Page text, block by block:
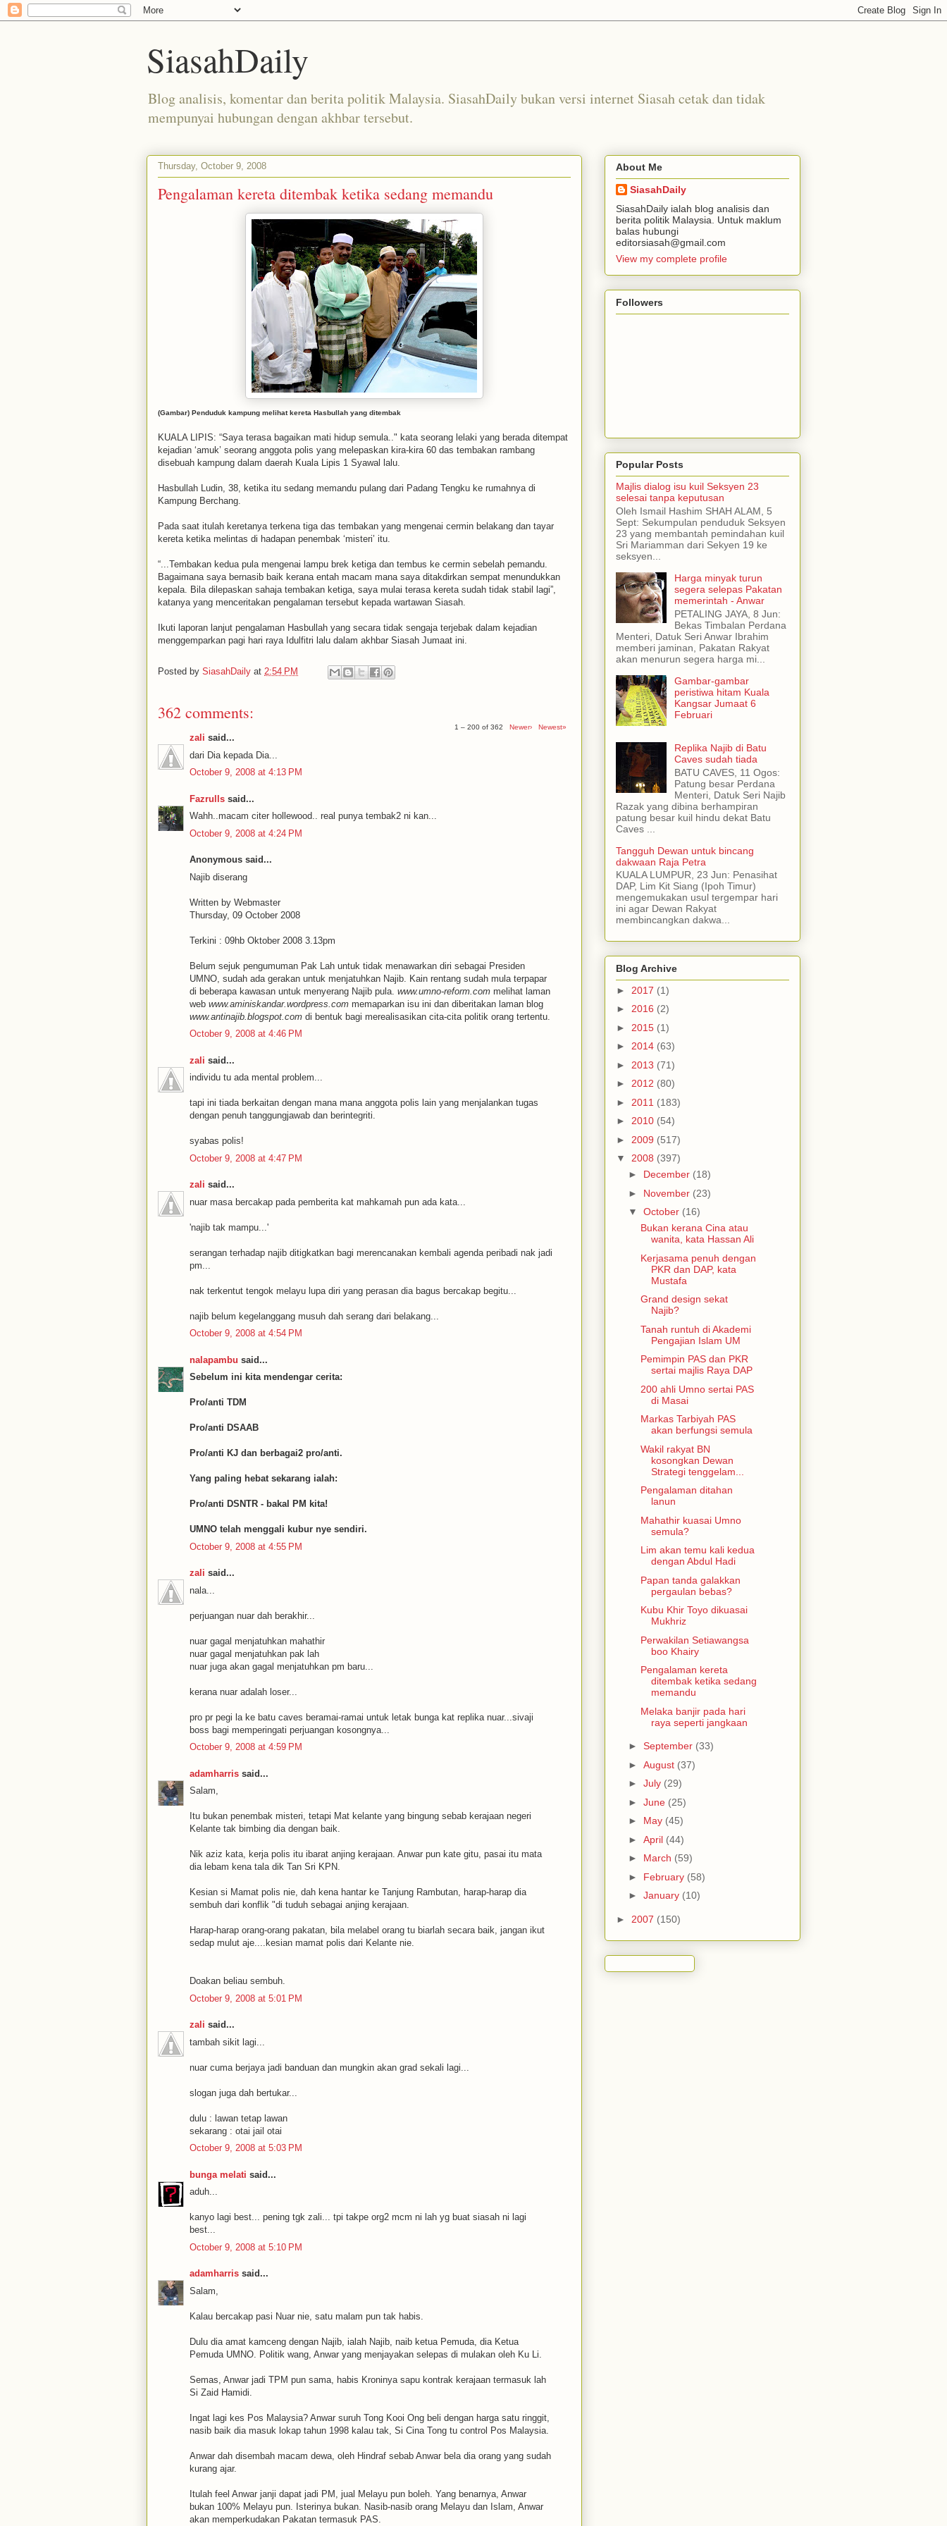
SiasahDaily
Blog analisis, komentar dan berita politik Malaysia. SiasahDaily bukan versi internet Siasah cetak dan tidak
mempunyai hubungan dengan akhbar tersebut.
Thursday, October 9, 2008
Pengalaman kereta ditembak ketika sedang memandu
(Gambar) Penduduk kampung melihat kereta Hasbullah yang ditembak
KUALA LIPIS: “Saya terasa bagaikan mati hidup semula.." kata seorang lelaki yang berada ditempat
kejadian ‘amuk’ seorang anggota polis yang melepaskan kira-kira 60 das tembakan rambang
disebuah kampung dalam daerah Kuala Lipis 1 Syawal lalu.
Hasbullah Ludin, 38, ketika itu sedang memandu pulang dari Padang Tengku ke rumahnya di
Kampung Berchang.
Pada saat itulah keretanya terkena tiga das tembakan yang mengenai cermin belakang dan tayar
kereta ketika melintas di hadapan penembak ‘misteri’ itu.
“...Tembakan kedua pula mengenai lampu brek ketiga dan tembus ke cermin sebelah pemandu.
Bagaimana saya bernasib baik kerana entah macam mana saya ditakdirkan sempat menundukkan
kepala. Bila dilepaskan sahaja tembakan ketiga, saya mulai terasa kereta sudah tidak stabil lagi”,
katanya yang menceritakan pengalaman tersebut kepada wartawan Siasah.
Ikuti laporan lanjut pengalaman Hasbullah yang secara tidak sengaja terjebak dalam kejadian
menggemparkan pagi hari raya Idulfitri lalu dalam akhbar Siasah Jumaat ini.
Posted by SiasahDaily at 2:54 PM
362 comments:
1 – 200 of 362 Newer› Newest»
zali said...
dari Dia kepada Dia...
October 9, 2008 at 4:13 PM
Fazrulls said...
Wahh..macam citer hollewood.. real punya tembak2 ni kan...
October 9, 2008 at 4:24 PM
Anonymous said...
Najib diserang
Written by Webmaster
Thursday, 09 October 2008
Terkini : 09hb Oktober 2008 3.13pm
Belum sejuk pengumuman Pak Lah untuk tidak menawarkan diri sebagai Presiden
UMNO, sudah ada gerakan untuk menjatuhkan Najib. Kain rentang sudah mula terpapar
di beberapa kawasan untuk menyerang Najib pula. www.umno-reform.com melihat laman
web www.aminiskandar.wordpress.com memaparkan isu ini dan diberitakan laman blog
www.antinajib.blogspot.com di bentuk bagi merealisasikan cita-cita politik orang tertentu.
October 9, 2008 at 4:46 PM
zali said...
individu tu ada mental problem...
tapi ini tiada berkaitan dengan mana mana anggota polis lain yang menjalankan tugas
dengan penuh tanggungjawab dan berintegriti.
syabas polis!
October 9, 2008 at 4:47 PM
zali said...
nuar masa bercakap pada pemberita kat mahkamah pun ada kata...
'najib tak mampu...'
serangan terhadap najib ditigkatkan bagi merencanakan kembali agenda peribadi nak jadi
pm...
nak terkentut tengok melayu lupa diri yang perasan dia bagus bercakap begitu...
najib belum kegelanggang musuh dah serang dari belakang...
October 9, 2008 at 4:54 PM
nalapambu said...
Sebelum ini kita mendengar cerita:
Pro/anti TDM
Pro/anti DSAAB
Pro/anti KJ dan berbagai2 pro/anti.
Yang paling hebat sekarang ialah:
Pro/anti DSNTR - bakal PM kita!
UMNO telah menggali kubur nye sendiri.
October 9, 2008 at 4:55 PM
zali said...
nala...
perjuangan nuar dah berakhir...
nuar gagal menjatuhkan mahathir
nuar gagal menjatuhkan pak lah
nuar juga akan gagal menjatuhkan pm baru...
kerana nuar adalah loser...
pro pr pegi la ke batu caves beramai-ramai untuk letak bunga kat replika nuar...sivaji
boss bagi memperingati perjuangan kosongnya...
October 9, 2008 at 4:59 PM
adamharris said...
Salam,
Itu bukan penembak misteri, tetapi Mat kelante yang bingung sebab kerajaan negeri
Kelante tak bimbing dia dengan baik.
Nik aziz kata, kerja polis itu ibarat anjing kerajaan. Anwar pun kate gitu, pasai itu mata
dia lebam kena tala dik Tan Sri KPN.
Kesian si Mamat polis nie, dah kena hantar ke Tanjung Rambutan, harap-harap dia
sembuh dari konflik "di tuduh sebagai anjing kerajaan.
Harap-harap orang-orang pakatan, bila melabel orang tu biarlah secara baik, jangan ikut
sedap mulut aje....kesian mamat polis dari Kelante nie.
Doakan beliau sembuh.
October 9, 2008 at 5:01 PM
zali said...
tambah sikit lagi...
nuar cuma berjaya jadi banduan dan mungkin akan grad sekali lagi...
slogan juga dah bertukar...
dulu : lawan tetap lawan
sekarang : otai jail otai
October 9, 2008 at 5:03 PM
bunga melati said...
aduh...
kanyo lagi best... pening tgk zali... tpi takpe org2 mcm ni lah yg buat siasah ni lagi
best...
October 9, 2008 at 5:10 PM
adamharris said...
Salam,
Kalau bercakap pasi Nuar nie, satu malam pun tak habis.
Dulu dia amat kamceng dengan Najib, ialah Najib, naib ketua Pemuda, dia Ketua
Pemuda UMNO. Politik wang, Anwar yang menjayakan selepas di mulakan oleh Ku Li.
Semas, Anwar jadi TPM pun sama, habis Kroninya sapu kontrak kerajaan termasuk lah
Si Zaid Hamidi.
Ingat lagi kes Pos Malaysia? Anwar suruh Tong Kooi Ong beli dengan harga satu ringgit,
nasib baik dia masuk lokap tahun 1998 kalau tak, Si Cina Tong tu control Pos Malaysia.
Anwar dah disembah macam dewa, oleh Hindraf sebab Anwar bela dia orang yang sudah
kurang ajar.
Itulah feel Anwar janji dapat jadi PM, jual Melayu pun boleh. Yang benarnya, Anwar
bukan 100% Melayu pun. Isterinya bukan. Nasib-nasib orang Melayu dan Islam, Anwar
akan memperkudakan Pakatan termasuk PAS.
About Me
SiasahDaily
SiasahDaily ialah blog analisis dan
berita politik Malaysia. Untuk maklum
balas hubungi
editorsiasah@gmail.com
View my complete profile
Followers
Popular Posts
Majlis dialog isu kuil Seksyen 23
selesai tanpa keputusan
Oleh Ismail Hashim SHAH ALAM, 5
Sept: Sekumpulan penduduk Seksyen
23 yang membantah pemindahan kuil
Sri Mariamman dari Sekyen 19 ke
seksyen...
Harga minyak turun
segera selepas Pakatan
memerintah - Anwar
PETALING JAYA, 8 Jun:
Bekas Timbalan Perdana
Menteri, Datuk Seri Anwar Ibrahim
memberi jaminan, Pakatan Rakyat
akan menurun segera harga mi...
Gambar-gambar
peristiwa hitam Kuala
Kangsar Jumaat 6
Februari
Replika Najib di Batu
Caves sudah tiada
BATU CAVES, 11 Ogos:
Patung besar Perdana
Menteri, Datuk Seri Najib
Razak yang dibina berhampiran
patung besar kuil hindu dekat Batu
Caves ...
Tangguh Dewan untuk bincang
dakwaan Raja Petra
KUALA LUMPUR, 23 Jun: Penasihat
DAP, Lim Kit Siang (Ipoh Timur)
mengemukakan usul tergempar hari
ini agar Dewan Rakyat
membincangkan dakwa...
Blog Archive
► 2017 (1)
► 2016 (2)
► 2015 (1)
► 2014 (63)
► 2013 (71)
► 2012 (80)
► 2011 (183)
► 2010 (54)
► 2009 (517)
▼ 2008 (397)
► December (18)
► November (23)
▼ October (16)
Bukan kerana Cina atau
wanita, kata Hassan Ali
Kerjasama penuh dengan
PKR dan DAP, kata
Mustafa
Grand design sekat
Najib?
Tanah runtuh di Akademi
Pengajian Islam UM
Pemimpin PAS dan PKR
sertai majlis Raya DAP
200 ahli Umno sertai PAS
di Masai
Markas Tarbiyah PAS
akan berfungsi semula
Wakil rakyat BN
kosongkan Dewan
Strategi tenggelam...
Pengalaman ditahan
lanun
Mahathir kuasai Umno
semula?
Lim akan temu kali kedua
dengan Abdul Hadi
Papan tanda galakkan
pergaulan bebas?
Kubu Khir Toyo dikuasai
Mukhriz
Perwakilan Setiawangsa
boo Khairy
Pengalaman kereta
ditembak ketika sedang
memandu
Melaka banjir pada hari
raya seperti jangkaan
► September (33)
► August (37)
► July (29)
► June (25)
► May (45)
► April (44)
► March (59)
► February (58)
► January (10)
► 2007 (150)